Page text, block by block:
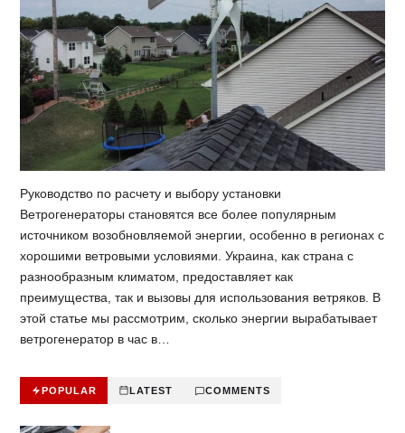
Руководство по расчету и выбору установки
Ветрогенераторы становятся все более популярным
источником возобновляемой энергии, особенно в регионах с
хорошими ветровыми условиями. Украина, как страна с
разнообразным климатом, предоставляет как
преимущества, так и вызовы для использования ветряков. В
этой статье мы рассмотрим, сколько энергии вырабатывает
ветрогенератор в час в…
POPULAR LATEST COMMENTS